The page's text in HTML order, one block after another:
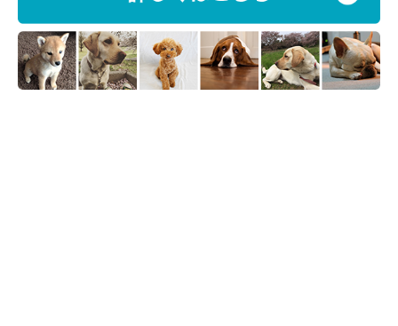
スキンシップの好みは、犬それぞれ。モフモフされるのが好きな
コがいる一方、激しくさわられることを好まないコや、なでられ
るのは好きじゃないけど、ただくっついていたい、手をのせてい
てほしい、というコもいます。